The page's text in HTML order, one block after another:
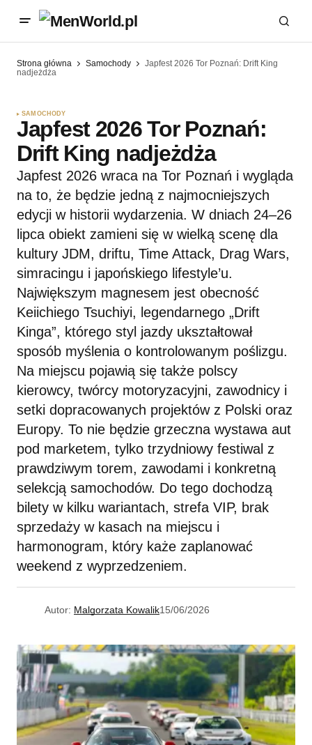
Strona główna Samochody
Japfest 2026 Tor Poznań: Drift King
nadjeżdża
SAMOCHODY
Japfest 2026 Tor Poznań:
Drift King nadjeżdża
Japfest 2026 wraca na Tor Poznań i wygląda
na to, że będzie jedną z najmocniejszych
edycji w historii wydarzenia. W dniach 24–26
lipca obiekt zamieni się w wielką scenę dla
kultury JDM, driftu, Time Attack, Drag Wars,
simracingu i japońskiego lifestyle’u.
Największym magnesem jest obecność
Keiichiego Tsuchiyi, legendarnego „Drift
Kinga”, którego styl jazdy ukształtował
sposób myślenia o kontrolowanym poślizgu.
Na miejscu pojawią się także polscy
kierowcy, twórcy motoryzacyjni, zawodnicy i
setki dopracowanych projektów z Polski oraz
Europy. To nie będzie grzeczna wystawa aut
pod marketem, tylko trzydniowy festiwal z
prawdziwym torem, zawodami i konkretną
selekcją samochodów. Do tego dochodzą
bilety w kilku wariantach, strefa VIP, brak
sprzedaży w kasach na miejscu i
harmonogram, który każe zaplanować
weekend z wyprzedzeniem.
Autor: Malgorzata Kowalik15/06/2026